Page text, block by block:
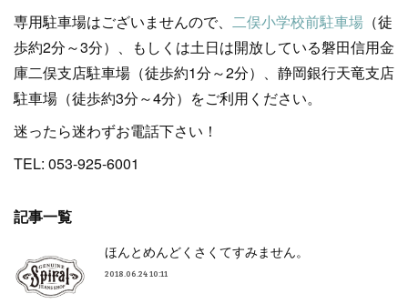
専用駐車場はございませんので、 二俣小学校前駐車場 （徒
歩約2分～3分）、もしくは土日は開放している磐田信用金
庫二俣支店駐車場（徒歩約1分～2分）、静岡銀行天竜支店
駐車場（徒歩約3分～4分）をご利用ください。
迷ったら迷わずお電話下さい！
TEL: 053-925-6001
記事一覧
ほんとめんどくさくてすみません。
2018.06.24 10:11